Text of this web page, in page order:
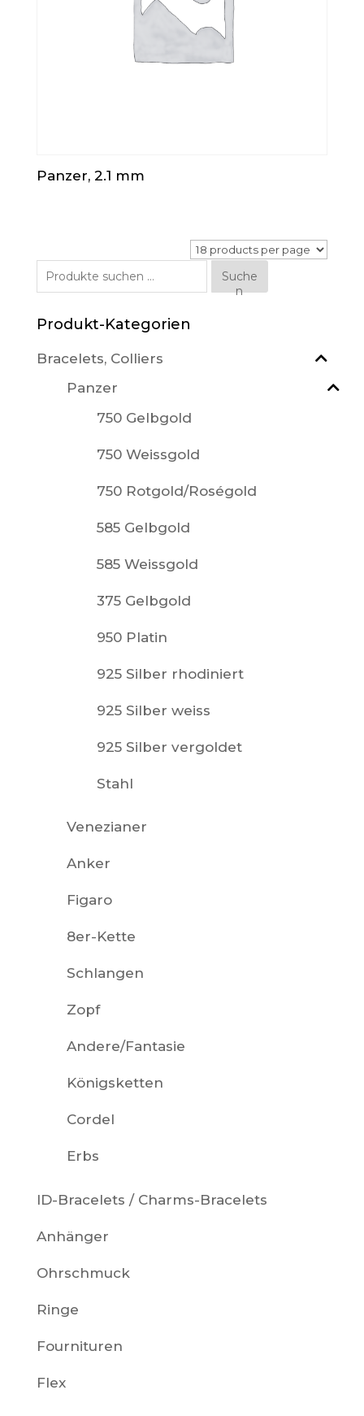
Panzer, 2.1 mm
Suche
nach:
Suche
n
Produkt-Kategorien
Bracelets, Colliers
Panzer
750 Gelbgold
750 Weissgold
750 Rotgold/Roségold
585 Gelbgold
585 Weissgold
375 Gelbgold
950 Platin
925 Silber rhodiniert
925 Silber weiss
925 Silber vergoldet
Stahl
Venezianer
Anker
Figaro
8er-Kette
Schlangen
Zopf
Andere/Fantasie
Königsketten
Cordel
Erbs
ID-Bracelets / Charms-Bracelets
Anhänger
Ohrschmuck
Ringe
Fournituren
Flex